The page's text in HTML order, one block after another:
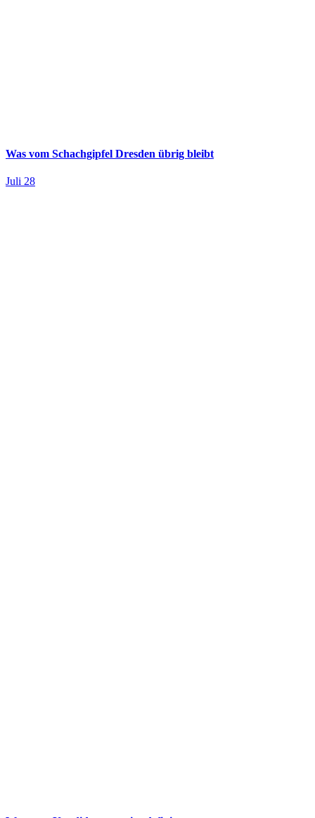
Was vom Schachgipfel Dresden übrig bleibt
Juli 28